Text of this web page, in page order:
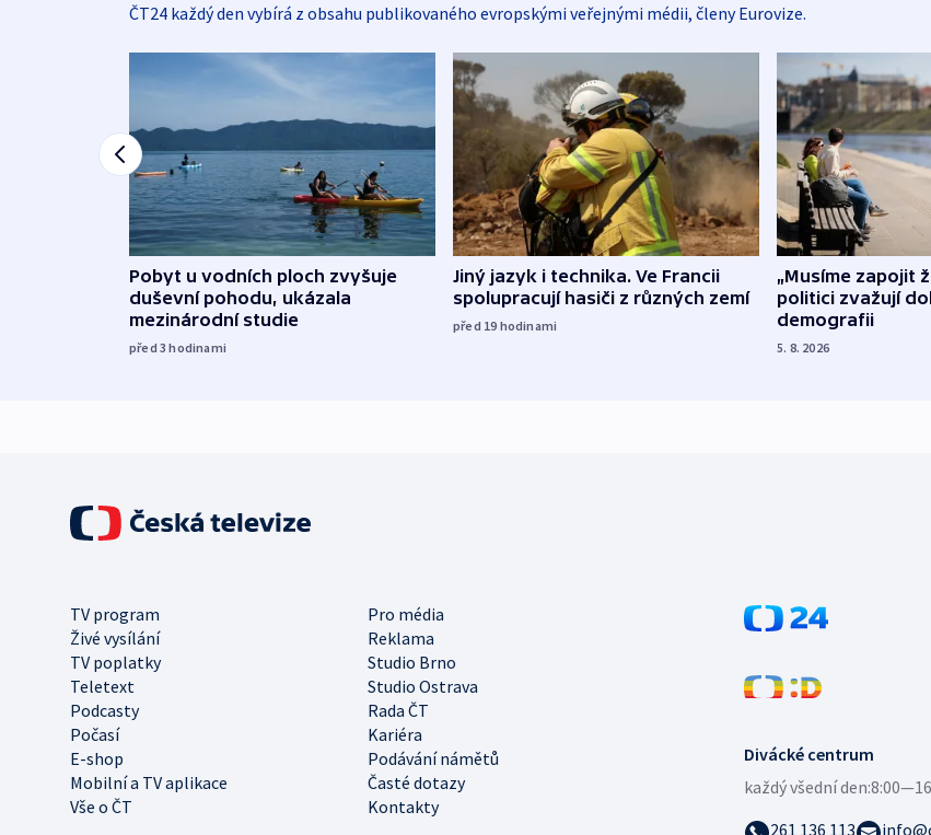
ČT24 každý den vybírá z obsahu publikovaného evropskými veřejnými médii, členy Eurovize.
Pobyt u vodních ploch zvyšuje
duševní pohodu, ukázala
mezinárodní studie
před 3hodinami
Jiný jazyk i technika. Ve Francii
spolupracují hasiči z různých zemí
před 19 hodinami
„Musíme zapojit
politici zvažují
demografii
5. 8. 2026
TV program
Pro média
Živé vysílání
Reklama
TV poplatky
Studio Brno
Teletext
Studio Ostrava
Podcasty
Rada ČT
Počasí
Kariéra
E-shop
Podávání námětů
Mobilní a TV aplikace
Časté dotazy
Vše o ČT
Kontakty
Divácké centrum
každý všední den:
261 136 113